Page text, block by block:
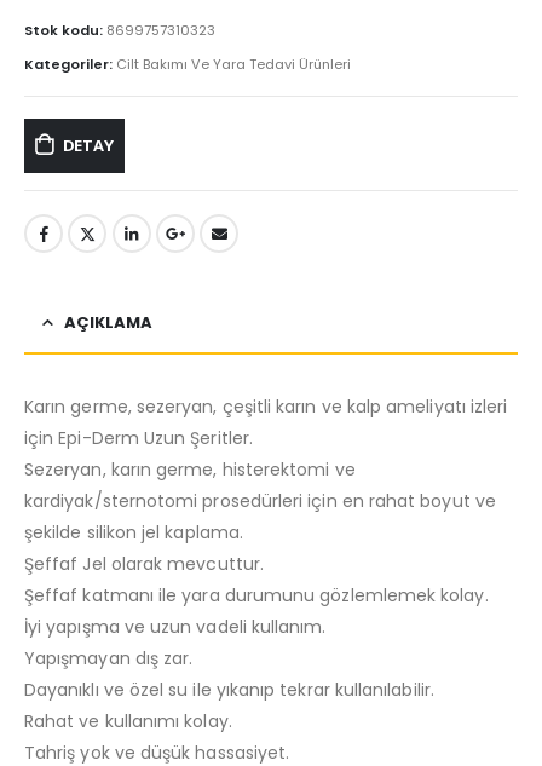
Stok kodu: 8699757310323
Kategoriler: Cilt Bakımı Ve Yara Tedavi Ürünleri
DETAY
AÇIKLAMA
Karın germe, sezeryan, çeşitli karın ve kalp ameliyatı izleri
için Epi-Derm Uzun Şeritler.
Sezeryan, karın germe, histerektomi ve
kardiyak/sternotomi prosedürleri için en rahat boyut ve
şekilde silikon jel kaplama.
Şeffaf Jel olarak mevcuttur.
Şeffaf katmanı ile yara durumunu gözlemlemek kolay.
İyi yapışma ve uzun vadeli kullanım.
Yapışmayan dış zar.
Dayanıklı ve özel su ile yıkanıp tekrar kullanılabilir.
Rahat ve kullanımı kolay.
Tahriş yok ve düşük hassasiyet.